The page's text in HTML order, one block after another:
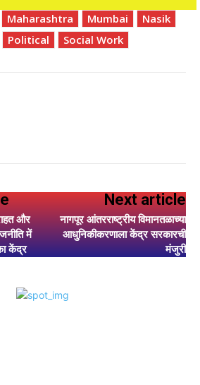
Maharashtra Mumbai
Nasik
Political Social Work
और
में
केंद्र
Next article
नागपूर आंतरराष्ट्रीय विमानतळाच्या
आधुनिकीकरणाला केंद्र सरकारची
मंजुरी